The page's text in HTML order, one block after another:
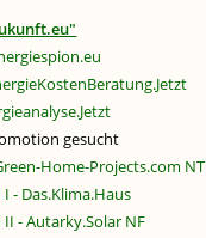
gesucht
Home-Projects.com NT
- Das.Klima.Haus
- Autarky.Solar NF